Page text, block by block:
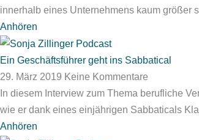
innerhalb eines Unternehmens kaum größer
Anhören
Ein Geschäftsführer geht ins Sabbatical
29. März 2019 Keine Kommentare
In diesem Interview zum Thema berufliche
wie er dank eines einjährigen Sabbaticals
Anhören